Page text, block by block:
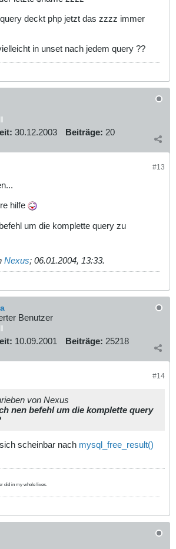
deckt php jetzt das zzzz immer
in unset nach jedem query ??
30.12.2003 Beiträge: 20
#13
hilfe
um die komplette query zu
Nexus; 06.01.2004, 13:33.
Benutzer
10.09.2001 Beiträge: 25218
#14
von Nexus
nen befehl um die komplette query
scheinbar nach mysql_free_result()
did in my whole lives.